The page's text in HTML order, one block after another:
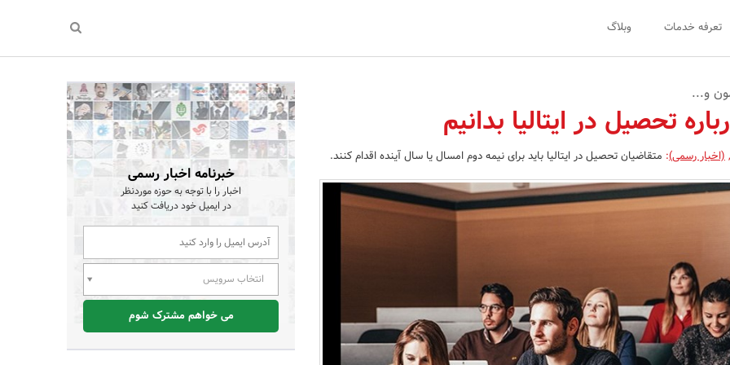
تعرفه خدمات وبلاگ
و...
تحصیل در ایتالیا بدانیم
,(اخبار رسمی): متقاضیان تحصیل در ایتالیا باید برای نیمه دوم امسال یا سال آینده اقدام کنند.
خبرنامه اخبار رسمی
اخبار را با توجه به حوزه موردنظر
در ایمیل خود دریافت کنید
انتخاب سرویس
می خواهم مشترک شوم